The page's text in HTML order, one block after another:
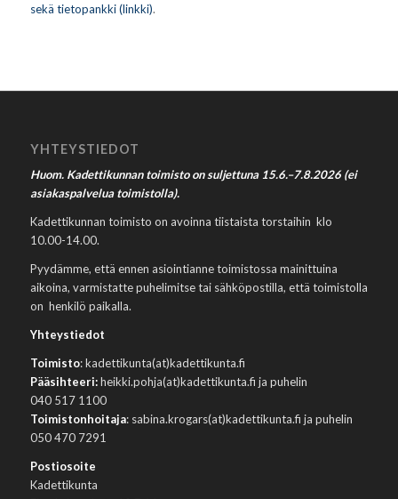
sekä tietopankki (linkki).
YHTEYSTIEDOT
Huom. Kadettikunnan toimisto on suljettuna 15.6.–7.8.2026 (ei
asiakaspalvelua toimistolla).
Kadettikunnan toimisto on avoinna tiistaista torstaihin klo
10.00-14.00.
Pyydämme, että ennen asiointianne toimistossa mainittuina
aikoina, varmistatte puhelimitse tai sähköpostilla, että toimistolla
on henkilö paikalla.
Yhteystiedot
Toimisto: kadettikunta(at)kadettikunta.fi
Pääsihteeri:heikki.pohja(at)kadettikunta.fi ja puhelin
040 517 1100
Toimistonhoitaja: sabina.krogars(at)kadettikunta.fi ja puhelin
050 470 7291
Postiosoite
Kadettikunta